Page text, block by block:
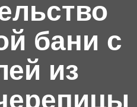
бани с
из